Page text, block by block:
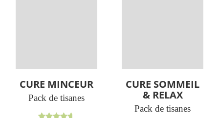
CURE MINCEUR
Pack de tisanes
CURE SOMMEIL
& RELAX
Pack de tisanes